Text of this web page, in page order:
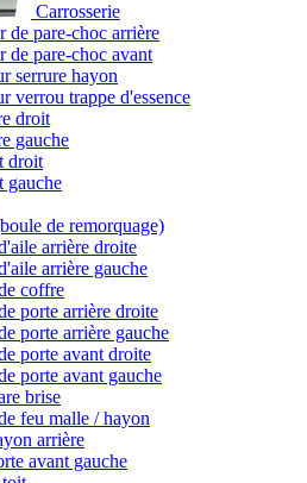
Carrosserie
de pare-choc arrière
de pare-choc avant
serrure hayon
verrou trappe d'essence
droit
gauche
droit
gauche
de remorquage)
arrière droite
arrière gauche
coffre
porte arrière droite
porte arrière gauche
porte avant droite
porte avant gauche
brise
feu malle / hayon
arrière
avant gauche